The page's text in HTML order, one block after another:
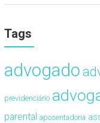
Tags
advogado
previdenciário
parental aposentadoria